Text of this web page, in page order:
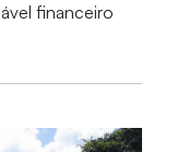
financeiro